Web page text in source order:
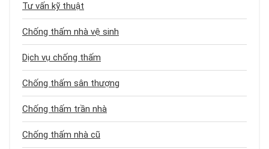
Tư vấn kỹ thuật
Chống thấm nhà vệ sinh
Dịch vụ chống thấm
Chống thấm sân thượng
Chống thấm trần nhà
Chống thấm nhà cũ